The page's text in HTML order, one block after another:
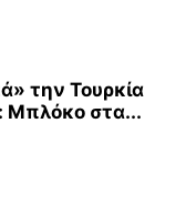
την Τουρκία
Μπλόκο στα...